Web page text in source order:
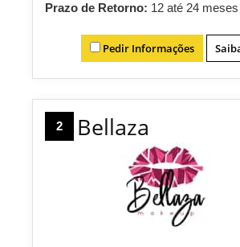
Prazo de Retorno: 12 até 24 meses
Pedir Informações
2 Bellaza